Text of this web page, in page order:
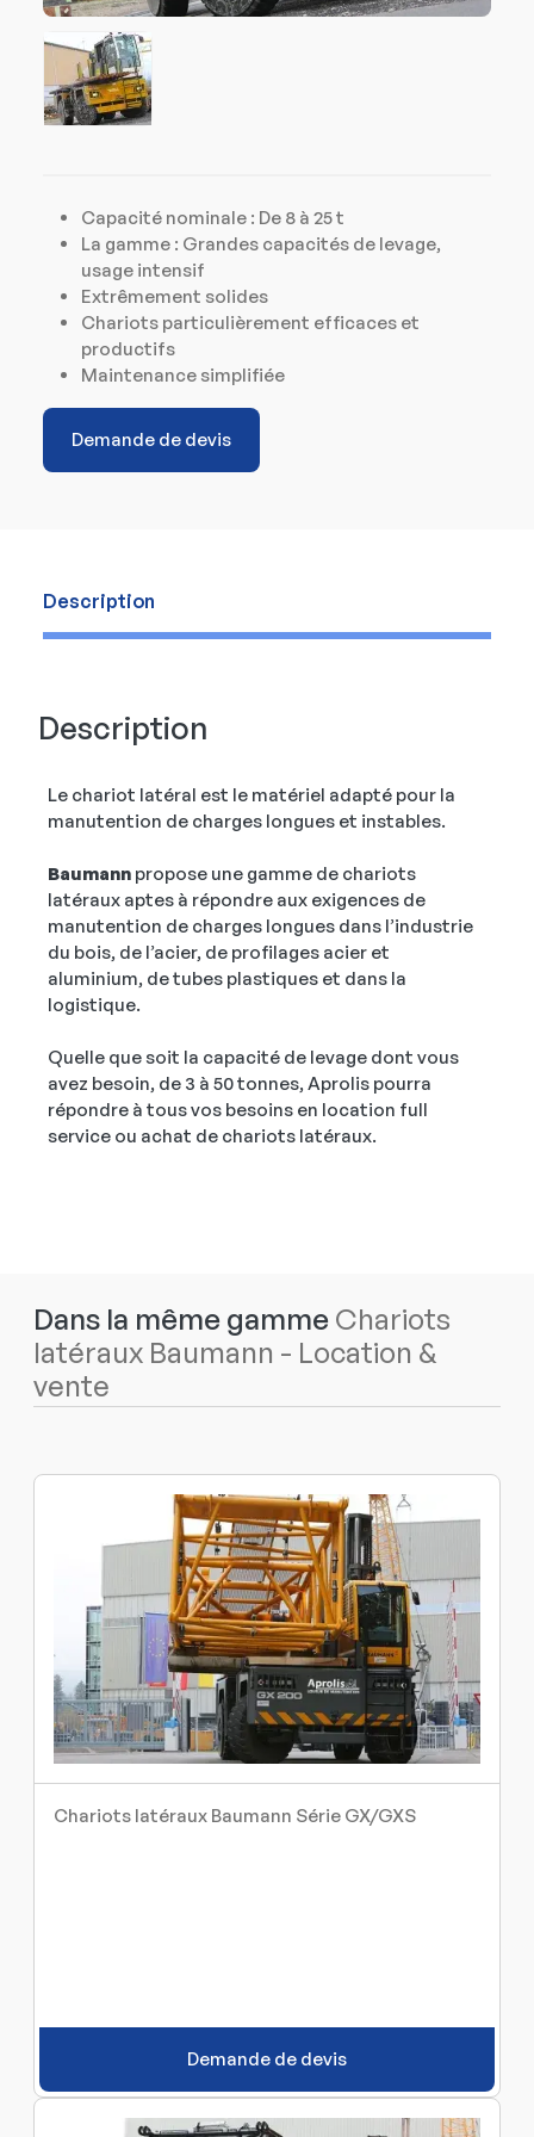
Capacité nominale : De 8 à 25 t
La gamme : Grandes capacités de levage,
usage intensif
Extrêmement solides
Chariots particulièrement efficaces et
productifs
Maintenance simplifiée
Demande de devis
Description
Description
Le chariot latéral est le matériel adapté pour la
manutention de charges longues et instables.
Baumann propose une gamme de chariots
latéraux aptes à répondre aux exigences de
manutention de charges longues dans l’industrie
du bois, de l’acier, de profilages acier et
aluminium, de tubes plastiques et dans la
logistique.
Quelle que soit la capacité de levage dont vous
avez besoin, de 3 à 50 tonnes, Aprolis pourra
répondre à tous vos besoins en location full
service ou achat de chariots latéraux.
Dans la même gamme Chariots
latéraux Baumann - Location &
vente
Chariots latéraux Baumann Série GX/GXS
Demande de devis